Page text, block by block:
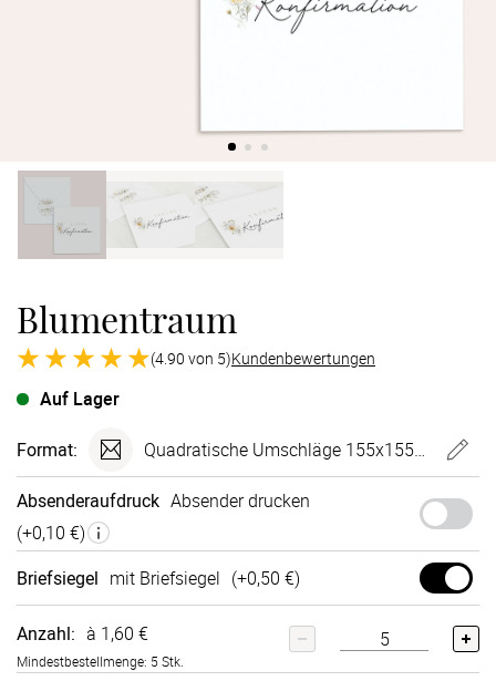
Blumentraum
(4.90 von 5)Kundenbewertungen
Auf Lager
Format: Quadratische Umschläge 155x155 mm
Absenderaufdruck Absender drucken
(+0,10 €)
Briefsiegel mit Briefsiegel (+0,50 €)
Anzahl: à 1,60 €
Mindestbestellmenge: 5 Stk.